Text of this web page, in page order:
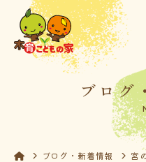
ブログ
ブログ・新着情報 宮